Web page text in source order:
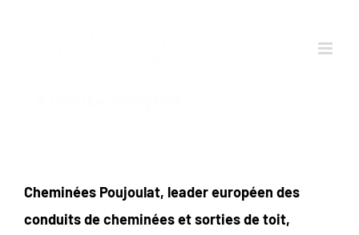
Cheminées Poujoulat, leader européen des
conduits de cheminées et sorties de toit,